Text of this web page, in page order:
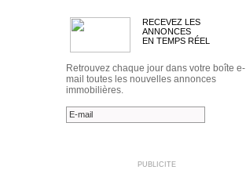
RECEVEZ LES
ANNONCES
EN TEMPS RÉEL
Retrouvez chaque jour dans votre boîte e-
mail toutes les nouvelles annonces
immobilières.
PUBLICITE